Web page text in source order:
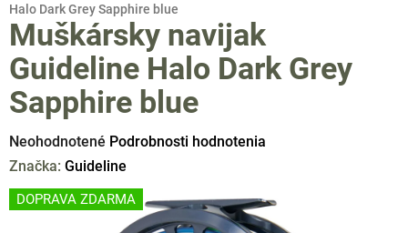
Halo Dark Grey Sapphire blue
Muškársky navijak
Guideline Halo Dark Grey
Sapphire blue
Priemerné
hodnotenie
produktu
je
Neohodnotené Podrobnosti hodnotenia
Značka: Guideline
DOPRAVA ZDARMA